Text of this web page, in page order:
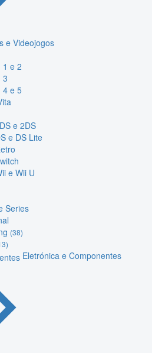
e Videojogos
1 e 2
3
4 e 5
e 2DS
e DS Lite
e Wii U
Series
(38)
Eletrónica e Componentes